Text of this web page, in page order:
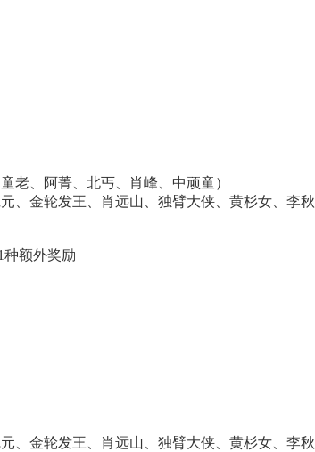
老、阿菁、北丐、肖峰、中顽童）
、金轮发王、肖远山、独臂大侠、黄杉女、李秋
种额外奖励
、金轮发王、肖远山、独臂大侠、黄杉女、李秋